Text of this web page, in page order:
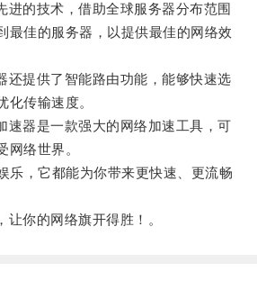
的技术，借助全球服务器分布范围
最佳的服务器，以提供最佳的网络效
提供了智能路由功能，能够快速选
化传输速度。
器是一款强大的网络加速工具，可
网络世界。
，它都能为你带来更快速、更流畅
你的网络旗开得胜！。